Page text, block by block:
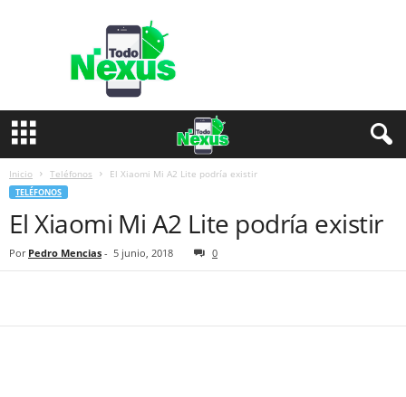
e
Inicio Teléfonos El Xiaomi Mi A2 Lite podría existir
TELÉFONOS
El Xiaomi Mi A2 Lite podría existir
Por Pedro Mencias - 5 junio, 2018 0